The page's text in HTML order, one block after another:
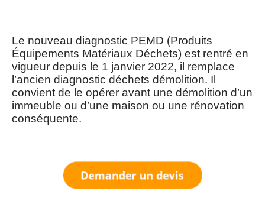
Le nouveau diagnostic PEMD (Produits
Équipements Matériaux Déchets) est rentré en
vigueur depuis le 1 janvier 2022, il remplace
l’ancien diagnostic déchets démolition. Il
convient de le opérer avant une démolition d’un
immeuble ou d’une maison ou une rénovation
conséquente.